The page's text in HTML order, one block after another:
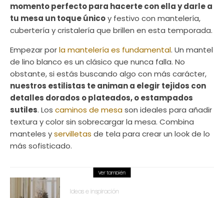
momento perfecto para hacerte con ella y darle a
tu mesa un toque únicoy festivo con mantelería,
cubertería y cristalería que brillen en esta temporada.
Empezar porla mantelería es fundamental. Un mantel
de lino blanco es un clásico que nunca falla. No
obstante, si estás buscando algo con más carácter,
nuestros estilistas te animan a elegir tejidos con
detalles dorados o plateados, o estampados
sutiles. Los caminos de mesason ideales para añadir
textura y color sin sobrecargar la mesa. Combina
manteles yservilletas de tela para crear un look de lo
más sofisticado.
Ver también
Ideas e inspiración